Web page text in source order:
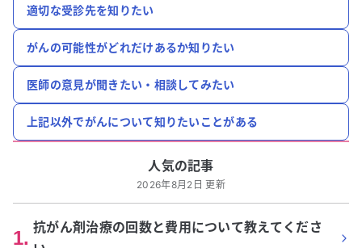
適切な受診先を知りたい
がんの可能性がどれだけあるか知りたい
医師の意見が聞きたい・相談してみたい
上記以外でがんについて知りたいことがある
人気の記事
2026年8月2日 更新
1. 抗がん剤治療の回数と費用について教えてくださ